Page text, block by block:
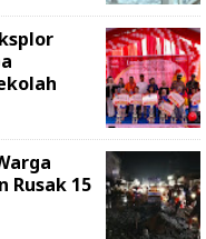
Rusak 15